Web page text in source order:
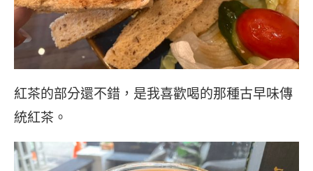
紅茶的部分還不錯，是我喜歡喝的那種古早味傳
統紅茶。